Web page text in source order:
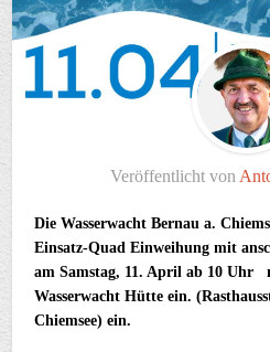
Veröffentlicht von
Die Wasserwacht Bernau a.
Einsatz-Quad Einweihung mit
am Samstag, 11. April ab 10 Uhr
Wasserwacht Hütte ein.
Chiemsee) ein.